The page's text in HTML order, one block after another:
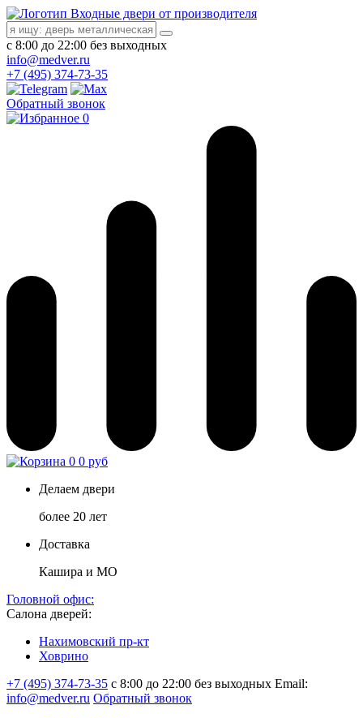
Входные двери от производителя
с 8:00 до 22:00 без выходных
info@medver.ru
+7 (495) 374-73-35
Обратный звонок
0
0 0 руб
Делаем двери
более 20 лет
Доставка
Кашира и МО
Головной офис:
Салона дверей:
Нахимовский пр-кт
Ховрино
+7 (495) 374-73-35 с 8:00 до 22:00 без выходных Email:
info@medver.ru Обратный звонок